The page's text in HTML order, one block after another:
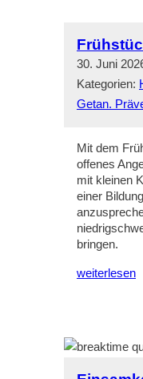
30. Juni
Kategorien:
Getan.
Mit dem
offenes
mit kleinen
einer
bringen.
weiterlesen